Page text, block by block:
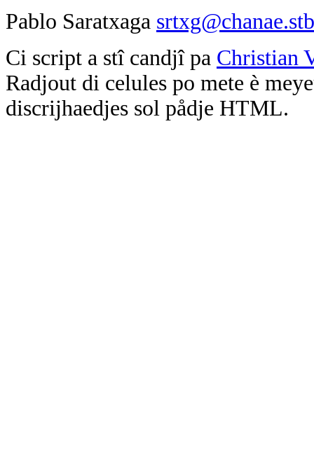
Pablo Saratxaga
Ci script a stî candjî pa Christian
Radjout di celules po mete è
discrijhaedjes sol pådje HTML.